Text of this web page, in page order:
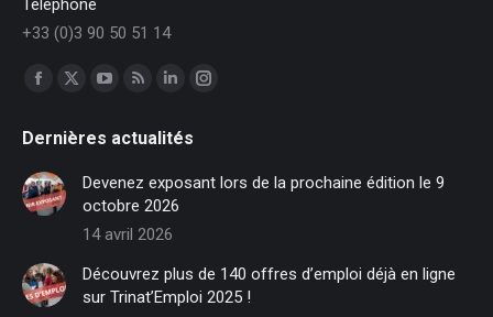
Téléphone
+33 (0)3 90 50 51 14
Trouvez nous sur :
Facebook
opens
in
new
window
X
opens
new
window
opens
in
new
window
opens
in
new
window
LinkedIn
opens
in
new
window
Instagram
in
Dernières actualités
Devenez exposant lors de la prochaine édition le 9
octobre 2026
14 avril 2026
Découvrez plus de 140 offres d’emploi déjà en ligne
sur Trinat’Emploi 2025 !